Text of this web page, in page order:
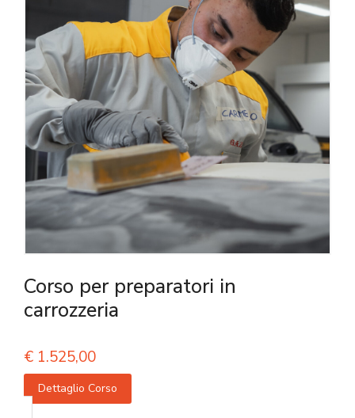
Corso per preparatori in
carrozzeria
€ 1.525,00
Dettaglio Corso